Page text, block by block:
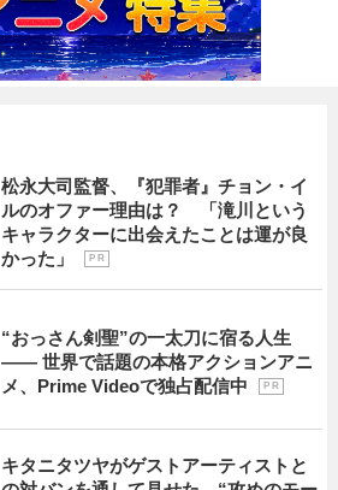
松永大司監督、『犯罪者』チョン・イ
ルのオファー理由は？ 「滝川という
キャラクターに出会えたことは運が良
かった」
P R
“おっさん剣聖”の一太刀に宿る人生
―― 世界で話題の本格アクションアニ
メ、Prime Videoで独占配信中
P R
キタニタツヤがゲストアーティストと